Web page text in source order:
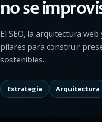
no se
El SEO, la arquitectura
pilares para construir
sostenibles.
Estrategia Arquitectura